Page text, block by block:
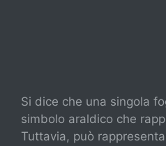
Si dice che una singola
simbolo araldico che
Tuttavia, può